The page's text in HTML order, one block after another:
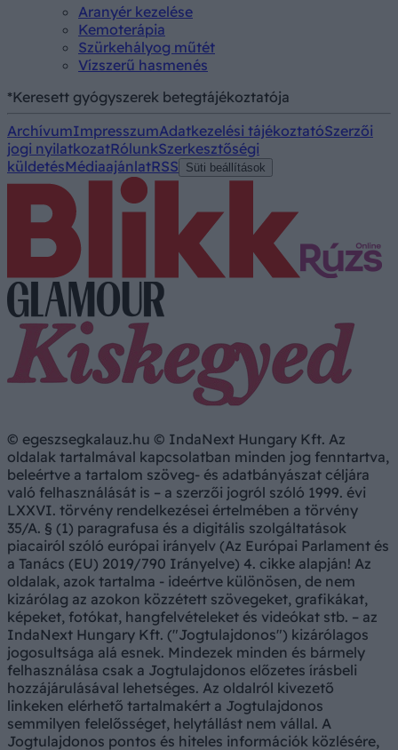
Aranyér kezelése
Kemoterápia
Szürkehályog műtét
Vízszerű hasmenés
*Keresett gyógyszerek betegtájékoztatója
ArchívumImpresszumAdatkezelési tájékoztatóSzerzői
jogi nyilatkozatRólunkSzerkesztőségi
küldetésMédiaajánlatRSS Süti beállítások
© egeszsegkalauz.hu © IndaNext Hungary Kft. Az
oldalak tartalmával kapcsolatban minden jog fenntartva,
beleértve a tartalom szöveg- és adatbányászat céljára
való felhasználását is – a szerzői jogról szóló 1999. évi
LXXVI. törvény rendelkezései értelmében a törvény
35/A. § (1) paragrafusa és a digitális szolgáltatások
piacairól szóló európai irányelv (Az Európai Parlament és
a Tanács (EU) 2019/790 Irányelve) 4. cikke alapján! Az
oldalak, azok tartalma - ideértve különösen, de nem
kizárólag az azokon közzétett szövegeket, grafikákat,
képeket, fotókat, hangfelvételeket és videókat stb. – az
IndaNext Hungary Kft. ("Jogtulajdonos") kizárólagos
jogosultsága alá esnek. Mindezek minden és bármely
felhasználása csak a Jogtulajdonos előzetes írásbeli
hozzájárulásával lehetséges. Az oldalról kivezető
linkeken elérhető tartalmakért a Jogtulajdonos
semmilyen felelősséget, helytállást nem vállal. A
Jogtulajdonos pontos és hiteles információk közlésére,